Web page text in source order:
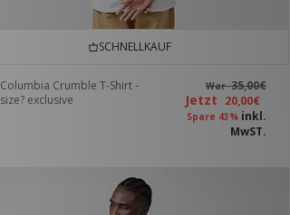
SCHNELLKAUF
Columbia Crumble T-Shirt -
size? exclusive
War35,00€
Jetzt 20,00€
Spare 43% inkl.
MwST.